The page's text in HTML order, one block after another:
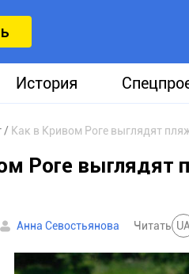
История
Как в Кривом Роге выглядят
Роге выглядят
Анна Севостьянова Читать UA